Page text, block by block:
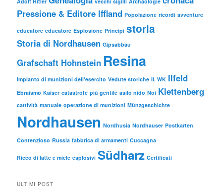
Pressione & Editore Iffland Popolazione ricordi avventure
educatore educatore Esplosione Principi storia
Storia di Nordhausen Gipsabbau
Grafschaft Hohnstein Resina
Impianto di munizioni dell'esercito Vedute storiche II. WK Ilfeld
Ebraismo Kaiser catastrofe più gentile asilo nido Noi Klettenberg
cattività manuale operazione di munizioni Münzgeschichte
Nordhausen Nordhusia Nordhauser Postkarten
Contenzioso Russia fabbrica di armamenti Cuccagna
Ricco di latte e miele esplosivi Südharz Certificati
ULTIMI POST